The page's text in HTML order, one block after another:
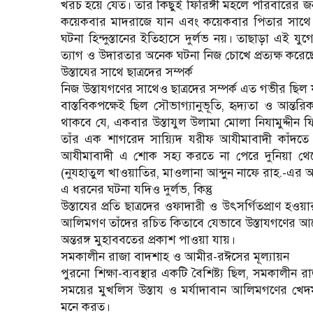
খরচ হয়ে যেত। তার কিছুই ফিরিঙ্গী মহলে পরিবারের
কয়েকবার মাদরাজে যান এবং কয়েকবার পিতার
ঘটনা হিন্দুস্তানের ইতিহাসে দুর্লভ নয়। তাছাড়া
ত্যাগ ও উদারতার অনেক ঘটনা নিজ চোখে প্রত্যক্ষ
উস্তাযের সাথে ছাত্রদের সম্পর্ক
নিজ উস্তাযগণের সাথেও ছাত্রদের সম্পর্ক এত গভীর ছিল
বাস্তবিকপক্ষেই ছিল সৌভাগ্যানুভূতি, হৃদ্যতা ও
থাকবে যে, একবার উস্তাযুল উলামা মোলা নিযামুদ্দীন
তাঁর এক শাগরেদ সায়্যিদ যরীফ আযীমাবাদী
আযীমাবাদী এ শোক সহ্য করতে না পেরে দুনিয়া
(নুযহাতুল খাওয়াতির, মাওলানা আব্দুন নাফে রাহ.-
এ ধরনের ঘটনা যদিও দুর্লভ, কিন্তু
উস্তাযের প্রতি ছাত্রদের ওফাদারী ও উৎসর্গিতপ্রাণ
আলিমগণ তাঁদের রচিত কিতাবে যেভাবে উস্তাযগণের
অন্তরঙ্গ মুহাববতের প্রকাশ পাওয়া যায়।
সমকালীন রাজা বাদশাহ ও আমীর-রঈসের মূল্যায়ন
পুরনো শিক্ষা-ব্যবস্থার একটি বৈশিষ্ট্য ছিল, সমকালীন
সময়ের মুখলিস উস্তায ও মর্যাদাবান আলিমগণের
মনে করত।